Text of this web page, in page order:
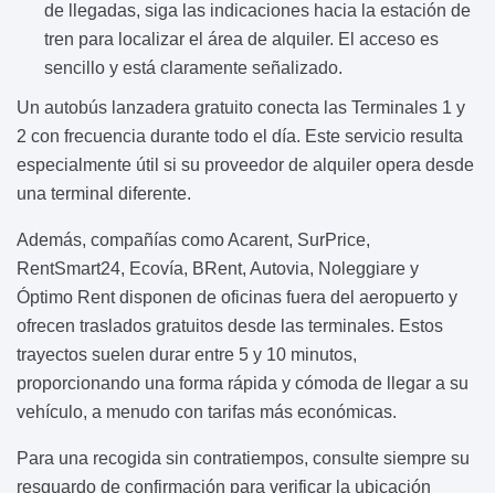
de llegadas, siga las indicaciones hacia la estación de
tren para localizar el área de alquiler. El acceso es
sencillo y está claramente señalizado.
Un autobús lanzadera gratuito conecta las Terminales 1 y
2 con frecuencia durante todo el día. Este servicio resulta
especialmente útil si su proveedor de alquiler opera desde
una terminal diferente.
Además, compañías como Acarent, SurPrice,
RentSmart24, Ecovía, BRent, Autovia, Noleggiare y
Óptimo Rent disponen de oficinas fuera del aeropuerto y
ofrecen traslados gratuitos desde las terminales. Estos
trayectos suelen durar entre 5 y 10 minutos,
proporcionando una forma rápida y cómoda de llegar a su
vehículo, a menudo con tarifas más económicas.
Para una recogida sin contratiempos, consulte siempre su
resguardo de confirmación para verificar la ubicación